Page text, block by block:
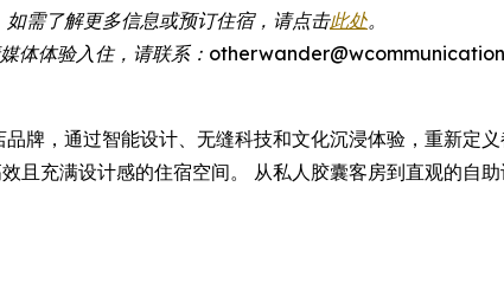
如需了解更多信息或预订住宿，请点击此处。
媒体体验入住，请联系：
，通过智能设计、无缝科技和文化沉浸体验，重新定
充满设计感的住宿空间。 从私人胶囊客房到直观的自